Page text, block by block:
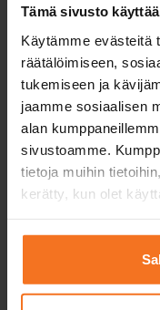
Tämä sivusto
Käytämme evästeitä
räätälöimiseen,
tukemiseen ja
jaamme sosiaalisen
alan
sivustoamme.
tietoja muihin
kerätty, kun olet
Täältä löydät
arvioinnin
arviointeja, ne
Voit maksaa